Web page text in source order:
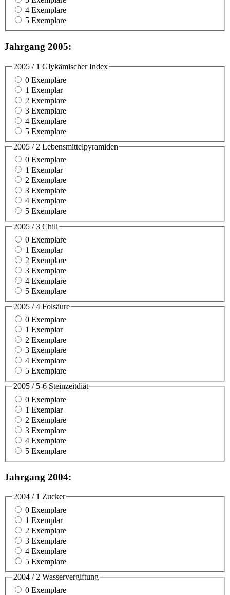
4 Exemplare
5 Exemplare
Jahrgang 2005:
2005 / 1 Glykämischer Index
0 Exemplare
1 Exemplar
2 Exemplare
3 Exemplare
4 Exemplare
5 Exemplare
2005 / 2 Lebensmittelpyramiden
0 Exemplare
1 Exemplar
2 Exemplare
3 Exemplare
4 Exemplare
5 Exemplare
2005 / 3 Chili
0 Exemplare
1 Exemplar
2 Exemplare
3 Exemplare
4 Exemplare
5 Exemplare
2005 / 4 Folsäure
0 Exemplare
1 Exemplar
2 Exemplare
3 Exemplare
4 Exemplare
5 Exemplare
2005 / 5-6 Steinzeitdiät
0 Exemplare
1 Exemplar
2 Exemplare
3 Exemplare
4 Exemplare
5 Exemplare
Jahrgang 2004:
2004 / 1 Zucker
0 Exemplare
1 Exemplar
2 Exemplare
3 Exemplare
4 Exemplare
5 Exemplare
2004 / 2 Wasservergiftung
0 Exemplare